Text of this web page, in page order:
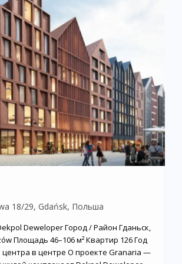
18/29, Gdańsk, Польша
Deweloper Город / Район Гданьск,
Площадь 46–106 м² Квартир 126 Год
центра в центре О проекте Granaria —